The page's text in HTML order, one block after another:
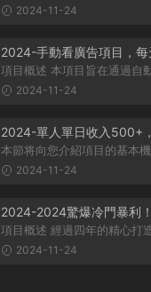
生，大多數人對其盈利方式有
2024-11-24
2024-手動看廣告項目，
項目概述 本項目旨在通過自動化技術，實現每日觀
2024-11-24
2024-單人單日收入500+
米！适合所有人群簡單暴
本節将向您介紹項目的基本
解項目的基本概念。 在項目
2024-11-24
2024-2024驚爆冷門暴利
程積分，高爆發期，一單
過萬不是夢！
項目概述 經過四年的精心打造，我們團隊推出了一
個從未對外公布的項目——利
2024-11-24